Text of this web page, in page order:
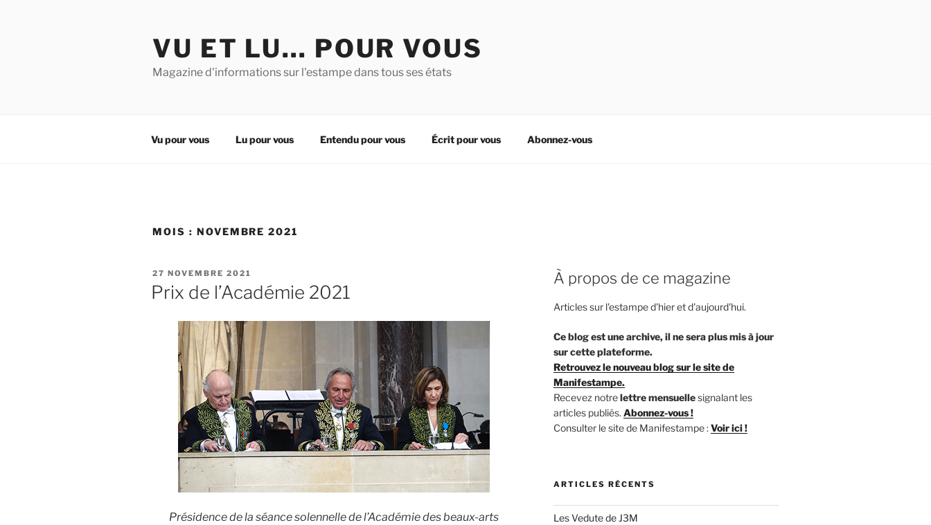
VU ET LU… POUR VOUS
Magazine d'informations sur l'estampe dans tous ses états
Vu pour vous Lu pour vous Entendu pour vous Écrit pour vous Abonnez-vous
MOIS : NOVEMBRE 2021
PUBLIÉ
LE
27 NOVEMBRE 2021
Prix de l’Académie 2021
Présidence de la séance solennelle de l’Académie des beaux-arts
À propos de ce magazine
Articles sur l'estampe d'hier et d'aujourd'hui.
Ce blog est une archive, il ne sera plus mis à jour
sur cette plateforme.
Retrouvez le nouveau blog sur le site de
Manifestampe.
Recevez notrelettre mensuellesignalant les
articles publiés. Abonnez-vous !
Consulter le site de Manifestampe :Voir ici !
ARTICLES RÉCENTS
Les Vedute de J3M